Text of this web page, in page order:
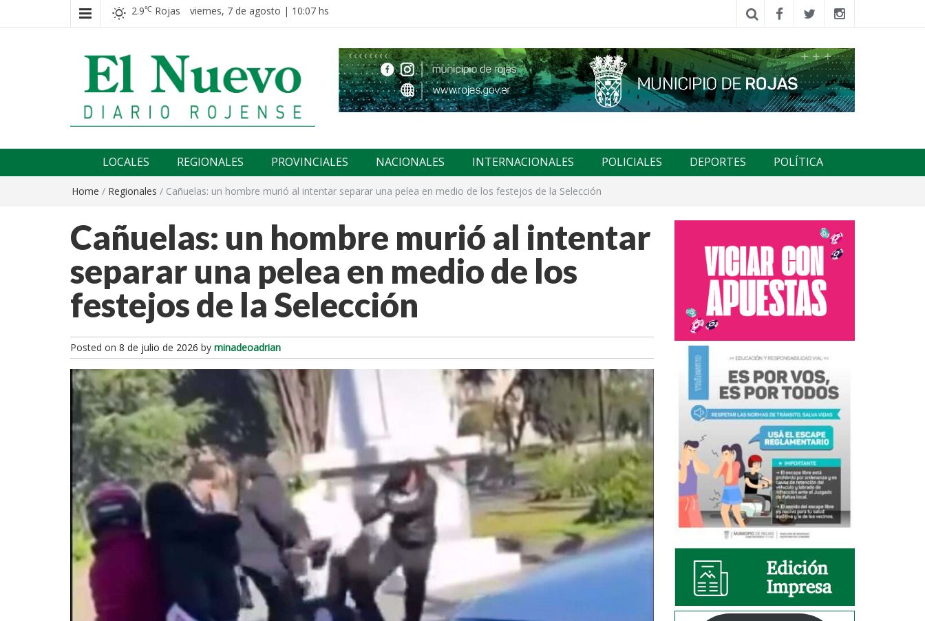
2.9℃ Rojas viernes, 7 de agosto | 10:07 hs
El nuevo rojense
LOCALES REGIONALES PROVINCIALES NACIONALES INTERNACIONALES POLICIALES DEPORTES POLÍTICA
Home / Regionales / Cañuelas: un hombre murió al intentar separar una pelea en medio de los festejos de la Selección
Cañuelas: un hombre murió al intentar
separar una pelea en medio de los
festejos de la Selección
Posted on 8 de julio de 2026 by minadeoadrian